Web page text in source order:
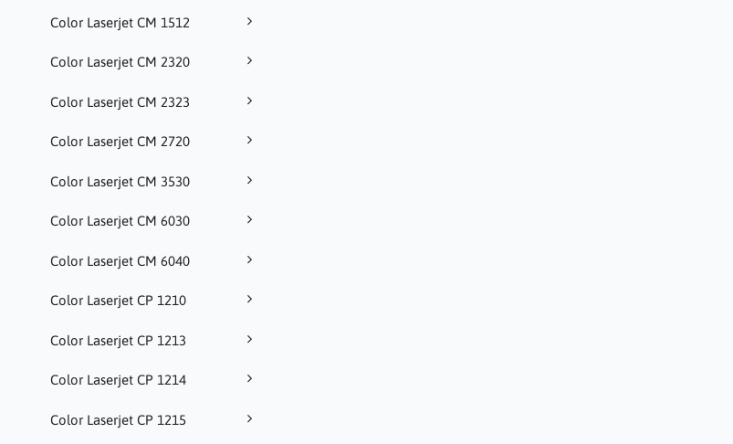
Color Laserjet CM 1512
Color Laserjet CM 2320
Color Laserjet CM 2323
Color Laserjet CM 2720
Color Laserjet CM 3530
Color Laserjet CM 6030
Color Laserjet CM 6040
Color Laserjet CP 1210
Color Laserjet CP 1213
Color Laserjet CP 1214
Color Laserjet CP 1215